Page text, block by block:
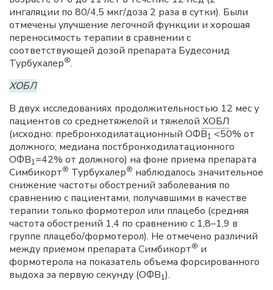
ингаляции по 80/4,5 мкг/доза 2 раза в сутки). Были
отмечены улучшение легочной функции и хорошая
переносимость терапии в сравнении с
соответствующей дозой препарата Будесонид
Турбухалер®.
ХОБЛ
В двух исследованиях продолжительностью 12 мес у
пациентов со среднетяжелой и тяжелой ХОБЛ
(исходно: пребронходилатационный ОФВ1 <50% от
должного; медиана постбронходилатационного
ОФВ1=42% от должного) на фоне приема препарата
Симбикорт® Турбухалер® наблюдалось значительное
снижение частоты обострений заболевания по
сравнению с пациентами, получавшими в качестве
терапии только формотерол или плацебо (средняя
частота обострений 1,4 по сравнению с 1,8–1,9 в
группе плацебо/формотерол). Не отмечено различий
между приемом препарата Симбикорт® и
формотерола на показатель объема форсированного
выдоха за первую секунду (ОФВ1).